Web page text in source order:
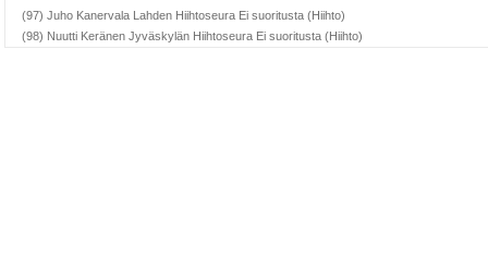
(97) Juho Kanervala Lahden Hiihtoseura Ei suoritusta (Hiihto)
(98) Nuutti Keränen Jyväskylän Hiihtoseura Ei suoritusta (Hiihto)